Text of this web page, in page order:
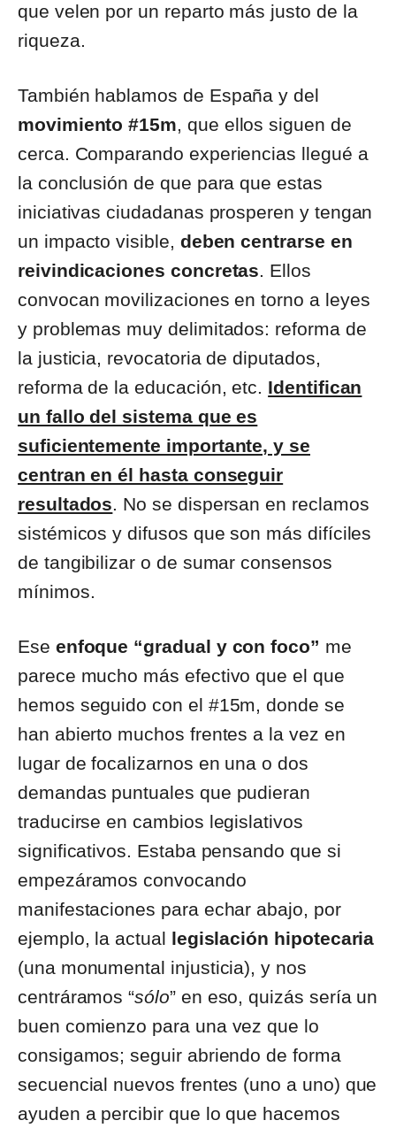
que velen por un reparto más justo de la
riqueza.
También hablamos de España y del
movimiento #15m, que ellos siguen de
cerca. Comparando experiencias llegué a
la conclusión de que para que estas
iniciativas ciudadanas prosperen y tengan
un impacto visible, deben centrarse en
reivindicaciones concretas. Ellos
convocan movilizaciones en torno a leyes
y problemas muy delimitados: reforma de
la justicia, revocatoria de diputados,
reforma de la educación, etc. Identifican
un fallo del sistema que es
suficientemente importante, y se
centran en él hasta conseguir
resultados. No se dispersan en reclamos
sistémicos y difusos que son más difíciles
de tangibilizar o de sumar consensos
mínimos.
Ese enfoque “gradual y con foco” me
parece mucho más efectivo que el que
hemos seguido con el #15m, donde se
han abierto muchos frentes a la vez en
lugar de focalizarnos en una o dos
demandas puntuales que pudieran
traducirse en cambios legislativos
significativos. Estaba pensando que si
empezáramos convocando
manifestaciones para echar abajo, por
ejemplo, la actual legislación hipotecaria
(una monumental injusticia), y nos
centráramos “sólo” en eso, quizás sería un
buen comienzo para una vez que lo
consigamos; seguir abriendo de forma
secuencial nuevos frentes (uno a uno) que
ayuden a percibir que lo que hacemos